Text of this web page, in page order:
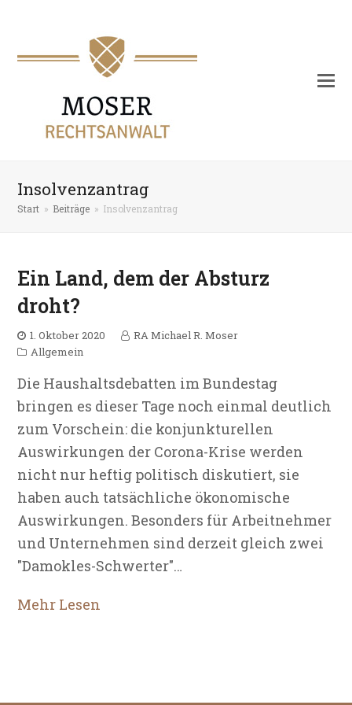
Insolvenzantrag
Start » Beiträge » Insolvenzantrag
Ein Land, dem der Absturz
droht?
1. Oktober 2020
RA Michael R. Moser
Allgemein
Die Haushaltsdebatten im Bundestag
bringen es dieser Tage noch einmal deutlich
zum Vorschein: die konjunkturellen
Auswirkungen der Corona-Krise werden
nicht nur heftig politisch diskutiert, sie
haben auch tatsächliche ökonomische
Auswirkungen. Besonders für Arbeitnehmer
und Unternehmen sind derzeit gleich zwei
"Damokles-Schwerter"…
Mehr Lesen